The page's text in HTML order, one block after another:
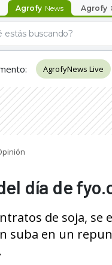
Agrofy News Agrofy
: AgrofyNews Live
día de
de soja, se
suba en un